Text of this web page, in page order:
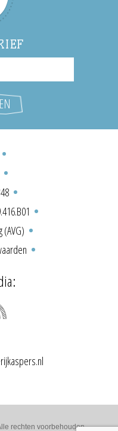
(AVG)
rechten voorbehouden.